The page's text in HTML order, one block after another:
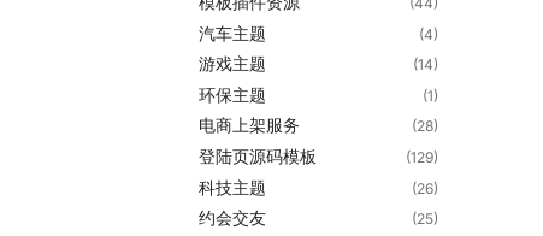
汽车主题 (4)
游戏主题 (14)
环保主题 (1)
电商上架服务 (28)
登陆页源码模板 (129)
科技主题 (26)
约会交友 (25)